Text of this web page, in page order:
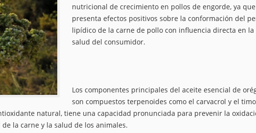
nutricional de crecimiento en pollos de engorde, ya que
presenta efectos positivos sobre la conformación del
lipídico de la carne de pollo con influencia directa en la
salud del consumidor.
Los componentes principales del aceite esencial de
son compuestos terpenoides como el carvacrol y el
natural, tiene una capacidad pronunciada para prevenir la
la carne y la salud de los animales.